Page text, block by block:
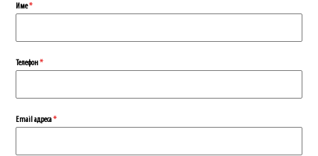
Име*
Телефон*
Еmail адреса*